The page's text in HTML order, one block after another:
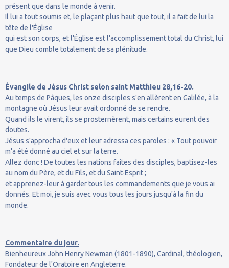
présent que dans le monde à venir.
Il lui a tout soumis et, le plaçant plus haut que tout, il a fait de lui la
tête de l'Église
qui est son corps, et l'Église est l'accomplissement total du Christ, lui
que Dieu comble totalement de sa plénitude.
Évangile de Jésus Christ selon saint Matthieu 28,16-20.
Au temps de Pâques, les onze disciples s'en allèrent en Galilée, à la
montagne où Jésus leur avait ordonné de se rendre.
Quand ils le virent, ils se prosternèrent, mais certains eurent des
doutes.
Jésus s'approcha d'eux et leur adressa ces paroles : « Tout pouvoir
m'a été donné au ciel et sur la terre.
Allez donc ! De toutes les nations faites des disciples, baptisez-les
au nom du Père, et du Fils, et du Saint-Esprit ;
et apprenez-leur à garder tous les commandements que je vous ai
donnés. Et moi, je suis avec vous tous les jours jusqu'à la fin du
monde.
Commentaire du jour.
Bienheureux John Henry Newman (1801-1890), Cardinal, théologien,
Fondateur de l'Oratoire en Angleterre.